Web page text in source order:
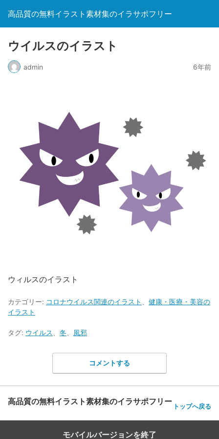
高品質の無料イラスト素材集のイラサポフリー
ウイルスのイラスト
admin 6年前
ウィルスのイラスト
カテゴリー: コロナウイルス関連のイラスト
健康・医療・美容の
イラスト
タグ: ウイルス 冬 風邪
コメントする
高品質の無料イラスト素材集のイラサポフリー トップへ戻る
モバイルバージョンを終了